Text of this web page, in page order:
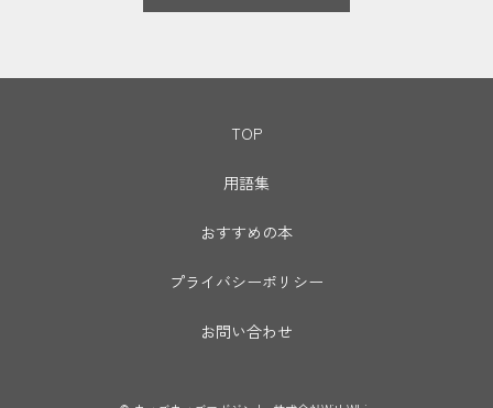
TOP
用語集
おすすめの本
プライバシーポリシー
お問い合わせ